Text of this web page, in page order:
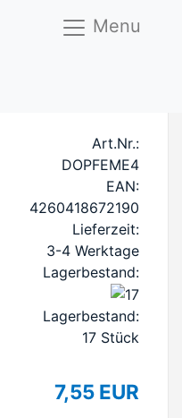
Menu
Art.Nr.:
DOPFEME4
EAN:
4260418672190
Lieferzeit:
3-4 Werktage
Lagerbestand:
Lagerbestand:
17 Stück
7,55 EUR